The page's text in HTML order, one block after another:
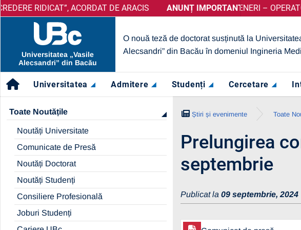
ACORDAT DE ARACIS ANUNȚ IMPORTANT:UBc A OBȚINUT
ANUNȚ IMPORTANT:PRELUNGIRE SELECȚIE PARTENERI – OPERATORI
Universitatea „Vasile
Alecsandri” din Bacău
O nouă teză de doctorat susținută la
Alecsandri” din Bacău în domeniul Ingineria
Universitatea Admitere Studenți Cercetare
Toate Noutățile
Noutăți Universitate
Comunicate de Presă
Noutăți Doctorat
Noutăți Studenți
Consiliere Profesională
Joburi Studenți
Știri și evenimente Toate
Prelungirea
septembrie
Publicat la 09 septembrie, 2024